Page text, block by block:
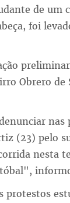
de um
foi
Obrero de
(23) pelo
nesta
protestos